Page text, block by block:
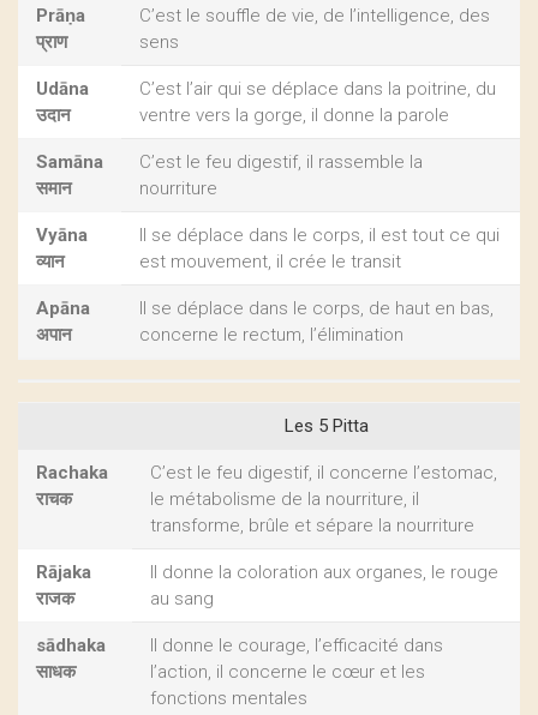
Prāṇa
प्राण
C’est le souffle de vie, de l’intelligence, des
sens
Udāna
उदान
C’est l’air qui se déplace dans la poitrine, du
ventre vers la gorge, il donne la parole
Samāna
समान
C’est le feu digestif, il rassemble la
nourriture
Vyāna
व्यान
Il se déplace dans le corps, il est tout ce qui
est mouvement, il crée le transit
Apāna
अपान
Il se déplace dans le corps, de haut en bas,
concerne le rectum, l’élimination
Les 5 Pitta
Rachaka
राचक
C’est le feu digestif, il concerne l’estomac,
le métabolisme de la nourriture, il
transforme, brûle et sépare la nourriture
Rājaka
राजक
Il donne la coloration aux organes, le rouge
au sang
sādhaka
साधक
Il donne le courage, l’efficacité dans
l’action, il concerne le cœur et les
fonctions mentales